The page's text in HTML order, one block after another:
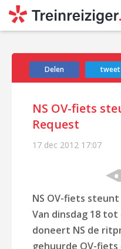
Delen tweet
NS OV-fiets
Request
17 dec 2012 17:07
NS OV-fiets steunt
Van dinsdag 18
doneert NS de
gehuurde OV-